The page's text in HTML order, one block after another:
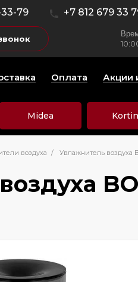
79 +7 812 679 33
Оплата Акции
Midea
воздуха / Увлажнитель воздуха